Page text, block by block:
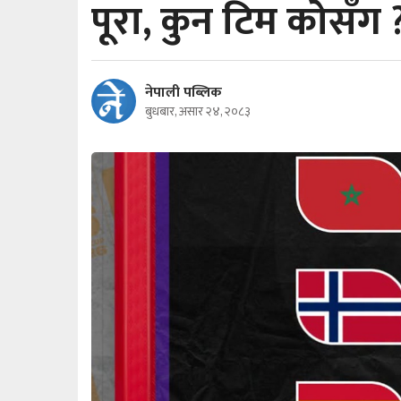
पूरा, कुन टिम कोसँग
नेपाली पब्लिक
बुधबार, असार २४, २०८३